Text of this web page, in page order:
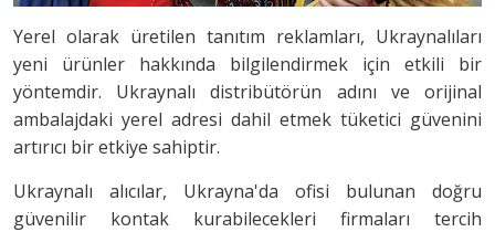
Yerel olarak üretilen tanıtım reklamları, Ukraynalıları
yeni ürünler hakkında bilgilendirmek için etkili bir
yöntemdir. Ukraynalı distribütörün adını ve orijinal
ambalajdaki yerel adresi dahil etmek tüketici güvenini
artırıcı bir etkiye sahiptir.
Ukraynalı alıcılar, Ukrayna'da ofisi bulunan doğru
güvenilir kontak kurabilecekleri firmaları tercih